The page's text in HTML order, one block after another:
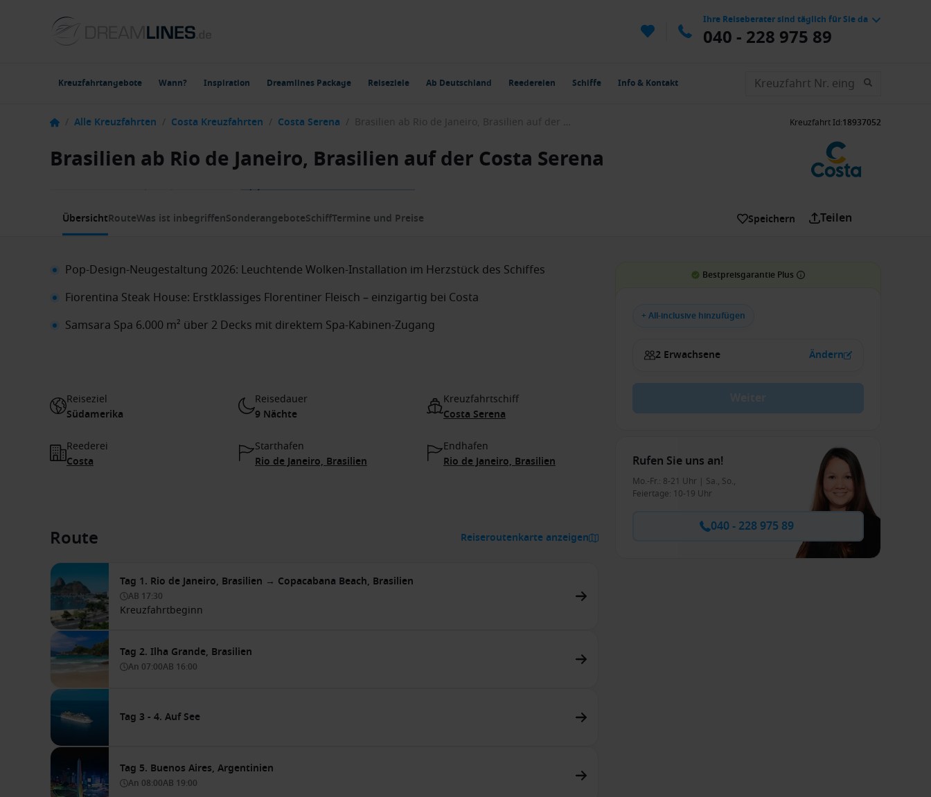
Ihre Reiseberater sind täglich für Sie da
040 - 228 975 89
Kreuzfahrtangebote Wann? Inspiration Dreamlines Package Reiseziele Ab Deutschland Reedereien Schiffe Info & Kontakt
/ Alle Kreuzfahrten / Costa Kreuzfahrten / Costa Serena / Brasilien ab Rio de Janeiro, Brasilien auf der Costa Serena Kreuzfahrt Id:18937052
Brasilien ab Rio de Janeiro, Brasilien auf der Costa Serena
1 / 8
ÜbersichtRouteWas ist inbegriffenSonderangeboteSchiffTermine und Preise Speichern Teilen
Pop-Design-Neugestaltung 2026: Leuchtende Wolken-Installation im Herzstück des Schiffes
Fiorentina Steak House: Erstklassiges Florentiner Fleisch – einzigartig bei Costa
Samsara Spa 6.000 m² über 2 Decks mit direktem Spa-Kabinen-Zugang
Reiseziel
Südamerika
Reisedauer
9 Nächte
Kreuzfahrtschiff
Costa Serena
Reederei
Costa
Starthafen
Rio de Janeiro, Brasilien
Endhafen
Rio de Janeiro, Brasilien
Route Reiseroutenkarte anzeigen
Tag 1. Rio de Janeiro, Brasilien → Copacabana Beach, Brasilien
AB 17:30
Kreuzfahrtbeginn
Tag 2. Ilha Grande, Brasilien
An 07:00AB 16:00
Tag 3 - 4. Auf See
Tag 5. Buenos Aires, Argentinien
An 08:00AB 19:00
Bestpreisgarantie Plus
+ All-inclusive hinzufügen
2 Erwachsene Ändern
Rufen Sie uns an!
Mo.-Fr.: 8-21 Uhr | Sa., So.,
Feiertage: 10-19 Uhr
040 - 228 975 89